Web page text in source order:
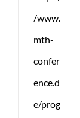
/www.
mth-
confer
ence.d
e/prog